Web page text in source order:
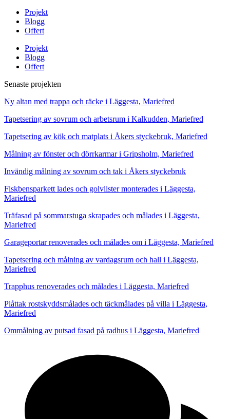
Projekt
Blogg
Offert
Projekt
Blogg
Offert
Senaste projekten
Ny altan med trappa och räcke i Läggesta, Mariefred
Tapetsering av sovrum och arbetsrum i Kalkudden, Mariefred
Tapetsering av kök och matplats i Åkers styckebruk, Mariefred
Målning av fönster och dörrkarmar i Gripsholm, Mariefred
Invändig målning av sovrum och tak i Åkers styckebruk
Fiskbensparkett lades och golvlister monterades i Läggesta,
Mariefred
Träfasad på sommarstuga skrapades och målades i Läggesta,
Mariefred
Garageportar renoverades och målades om i Läggesta, Mariefred
Tapetsering och målning av vardagsrum och hall i Läggesta,
Mariefred
Trapphus renoverades och målades i Läggesta, Mariefred
Plåttak rostskyddsmålades och täckmålades på villa i Läggesta,
Mariefred
Ommålning av putsad fasad på radhus i Läggesta, Mariefred